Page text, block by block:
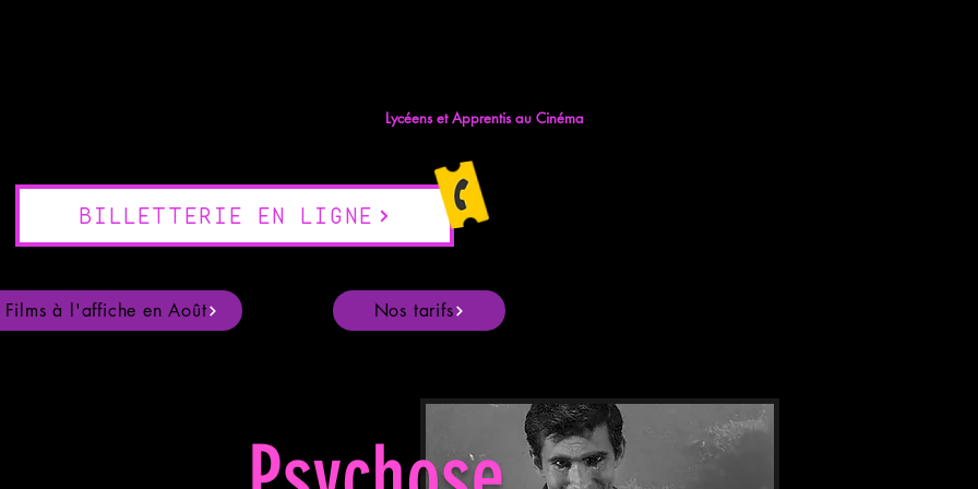
Lycéens et Apprentis au Cinéma
BILLETTERIE EN LIGNE
Films à l'affiche en Août Nos tarifs